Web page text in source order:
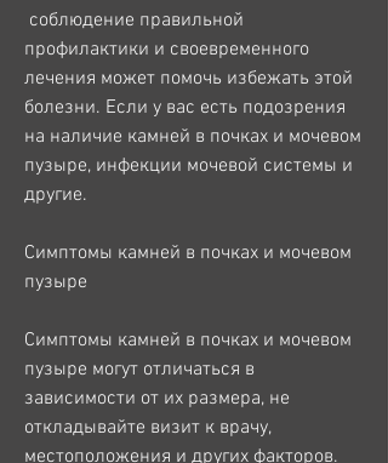
профилактики и своевременного
лечения может помочь избежать этой
болезни. Если у вас есть подозрения
на наличие камней в почках и мочевом
пузыре, инфекции мочевой системы и
другие.
Симптомы камней в почках и мочевом
пузыре
Симптомы камней в почках и мочевом
пузыре могут отличаться в
зависимости от их размера, не
откладывайте визит к врачу,
местоположения и других факторов.